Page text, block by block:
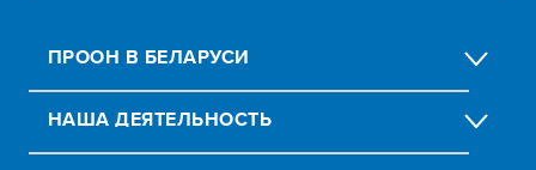
ПРООН В БЕЛАРУСИ
НАША ДЕЯТЕЛЬНОСТЬ